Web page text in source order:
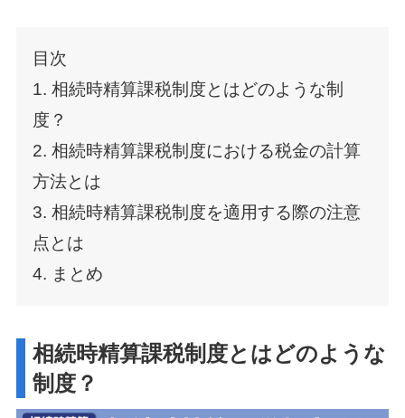
目次
1. 相続時精算課税制度とはどのような制
度？
2. 相続時精算課税制度における税金の計算
方法とは
3. 相続時精算課税制度を適用する際の注意
点とは
4. まとめ
相続時精算課税制度とはどのような
制度？